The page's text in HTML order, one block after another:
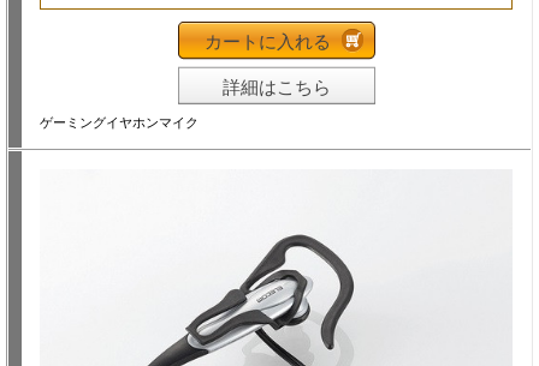
カートに入れる
詳細はこちら
ゲーミングイヤホンマイク